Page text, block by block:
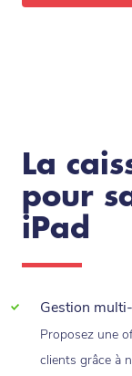
La
pour
iPad
Gestion
Proposez une
clients grâce à